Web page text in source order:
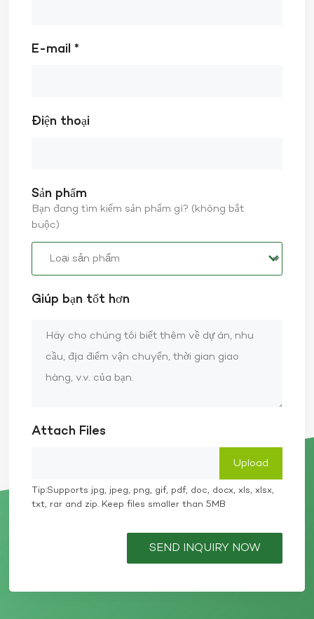
E-mail *
Điện thoại
Sản phẩm
Bạn đang tìm kiếm sản phẩm gì? (không bắt
buộc)
Giúp bạn tốt hơn
Attach Files
Tip:Supports jpg, jpeg, png, gif, pdf, doc, docx, xls, xlsx,
txt, rar and zip. Keep files smaller than 5MB
SEND INQUIRY NOW